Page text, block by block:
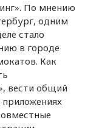
По мнению
одним
стало
в городе
Как
вести общий